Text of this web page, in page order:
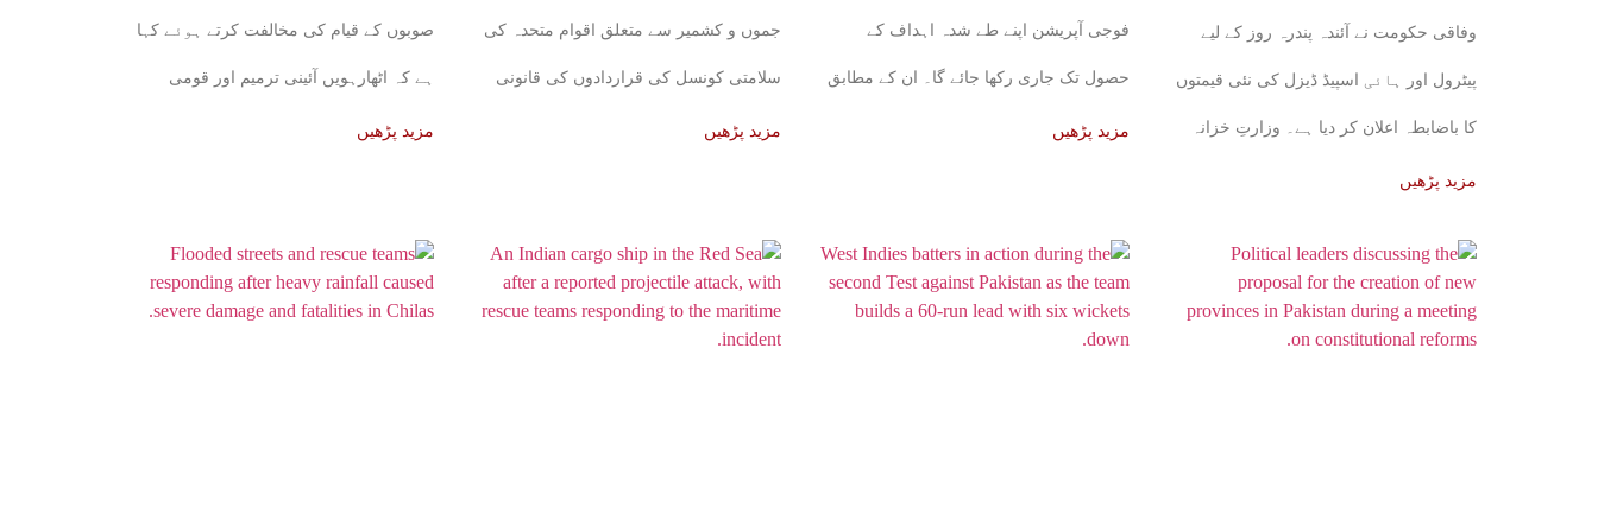
وفاقی حکومت نے آئندہ پندرہ روز کے لیے
پیٹرول اور ہائی اسپیڈ ڈیزل کی نئی قیمتوں
کا باضابطہ اعلان کر دیا ہے۔ وزارتِ خزانہ
مزید پڑھیں
فوجی آپریشن اپنے طے شدہ اہداف کے
حصول تک جاری رکھا جائے گا۔ ان کے مطابق
مزید پڑھیں
جموں و کشمیر سے متعلق اقوام متحدہ کی
سلامتی کونسل کی قراردادوں کی قانونی
حیثیت میں
مزید پڑھیں
صوبوں کے قیام کی مخالفت کرتے ہوئے کہا
ہے کہ اٹھارہویں آئینی ترمیم اور قومی
مالیاتی کمیشن
مزید پڑھیں